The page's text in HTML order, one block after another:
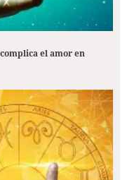
el amor en